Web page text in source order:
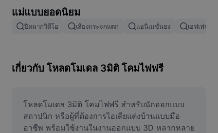
ลบพื้นหลังรูปภาพ
เครื่องมือปรับปรุงรูปภาพ
เครื่องมือแก้ไขภาพถ่ายออนไลน์
เครื่องมือสร้างมีม
อื่นๆ
แม่แบบยอดนิยม
ปิดฉากวิดีโอ เสียงกระจกแตก แอนิเมชั่นธง เอฟเฟกต์
เกี่ยวกับ โหลดโมเดล 3มิติ โคมไฟฟรี
โหลดโมเดล 3มิติ โคมไฟฟรี สำหรับนักออกแบบ
สถาปนิก หรือผู้ที่ต้องการไอเดียแต่งบ้านแบบมือ
อาชีพ พร้อมใช้งานในงานออกแบบ 3D หลากหลาย